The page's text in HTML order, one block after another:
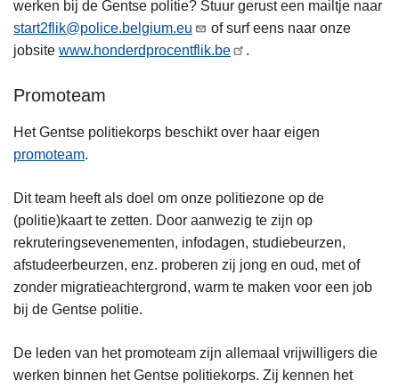
werken bij de Gentse politie? Stuur gerust een mailtje naar
start2flik@police.belgium.eu
of surf eens naar onze
jobsite www.honderdprocentflik.be .
Promoteam
Het Gentse politiekorps beschikt over haar eigen
promoteam.
Dit team heeft als doel om onze politiezone op de
(politie)kaart te zetten. Door aanwezig te zijn op
rekruteringsevenementen, infodagen, studiebeurzen,
afstudeerbeurzen, enz. proberen zij jong en oud, met of
zonder migratieachtergrond, warm te maken voor een job
bij de Gentse politie.
De leden van het promoteam zijn allemaal vrijwilligers die
werken binnen het Gentse politiekorps. Zij kennen het